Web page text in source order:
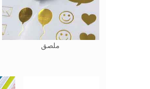
ملصق